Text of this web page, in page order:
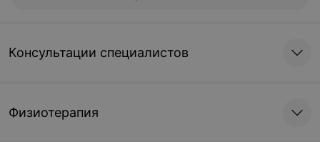
Консультации специалистов
Физиотерапия